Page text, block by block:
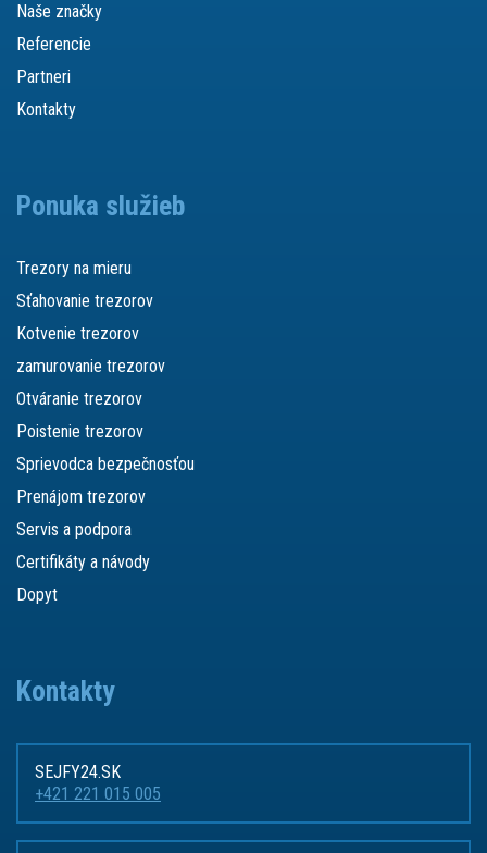
Naše značky
Referencie
Partneri
Kontakty
Ponuka služieb
Trezory na mieru
Sťahovanie trezorov
Kotvenie trezorov
zamurovanie trezorov
Otváranie trezorov
Poistenie trezorov
Sprievodca bezpečnosťou
Prenájom trezorov
Servis a podpora
Certifikáty a návody
Dopyt
Kontakty
SEJFY24.SK
+421 221 015 005